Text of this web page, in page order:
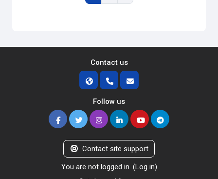
Contact us
Follow us
Contact site support
You are not logged in. (Log in)